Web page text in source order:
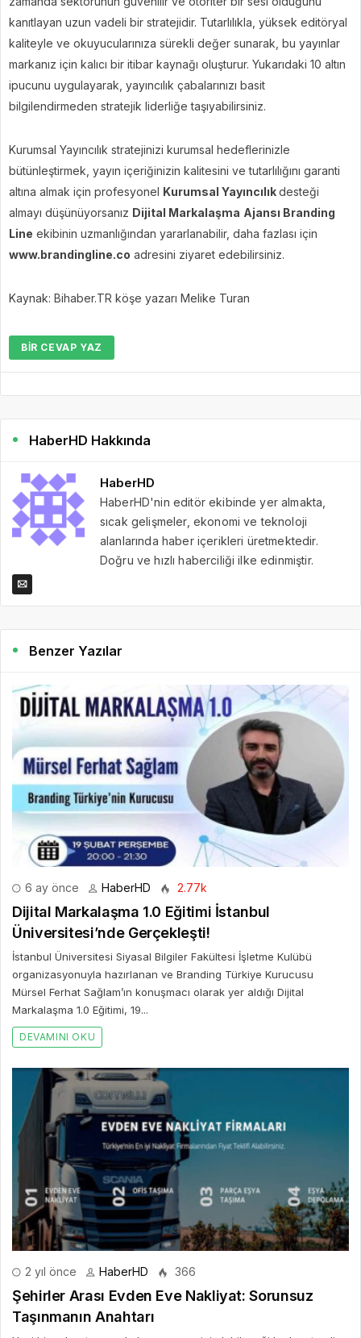
kanıtlayan uzun vadeli bir stratejidir. Tutarlılıkla, yüksek editöryal
kaliteyle ve okuyucularınıza sürekli değer sunarak, bu yayınlar
markanız için kalıcı bir itibar kaynağı oluşturur. Yukarıdaki 10 altın
ipucunu uygulayarak, yayıncılık çabalarınızı basit
bilgilendirmeden stratejik liderliğe taşıyabilirsiniz.
Kurumsal Yayıncılık stratejinizi kurumsal hedeflerinizle
bütünleştirmek, yayın içeriğinizin kalitesini ve tutarlılığını garanti
altına almak için profesyonel Kurumsal Yayıncılıkdesteği
almayı düşünüyorsanız Dijital Markalaşma Ajansı Branding
Line ekibinin uzmanlığından yararlanabilir, daha fazlası için
www.brandingline.co adresini ziyaret edebilirsiniz.
Kaynak: Bihaber.TR köşe yazarı Melike Turan
BIR CEVAP YAZ
HaberHD Hakkında
HaberHD
HaberHD'nin editör ekibinde yer almakta,
sıcak gelişmeler, ekonomi ve teknoloji
alanlarında haber içerikleri üretmektedir.
Doğru ve hızlı haberciliği ilke edinmiştir.
Benzer Yazılar
6 ay önce HaberHD 2.77k
Dijital Markalaşma 1.0 Eğitimi İstanbul
Üniversitesi’nde Gerçekleşti!
İstanbul Üniversitesi Siyasal Bilgiler Fakültesi İşletme Kulübü
organizasyonuyla hazırlanan ve Branding Türkiye Kurucusu
Mürsel Ferhat Sağlam’ın konuşmacı olarak yer aldığı Dijital
Markalaşma 1.0 Eğitimi, 19...
DEVAMINI OKU
2 yıl önce HaberHD 366
Şehirler Arası Evden Eve Nakliyat: Sorunsuz
Taşınmanın Anahtarı